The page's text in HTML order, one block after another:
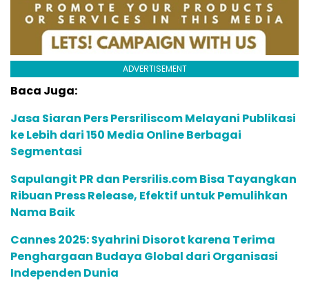
ADVERTISEMENT
Baca Juga:
Jasa Siaran Pers Persriliscom Melayani Publikasi
ke Lebih dari 150 Media Online Berbagai
Segmentasi
Sapulangit PR dan Persrilis.com Bisa Tayangkan
Ribuan Press Release, Efektif untuk Pemulihkan
Nama Baik
Cannes 2025: Syahrini Disorot karena Terima
Penghargaan Budaya Global dari Organisasi
Independen Dunia